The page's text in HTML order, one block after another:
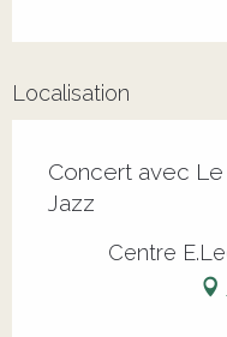
Localisation
Concert avec
Jazz
Centre